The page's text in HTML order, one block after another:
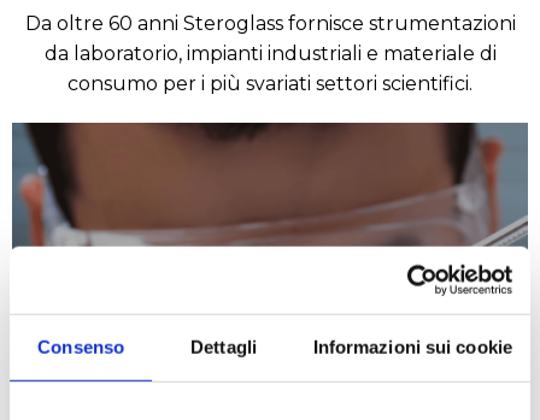
Consenso Dettagli Informazioni sui cookie
Da oltre 60 anni Steroglass fornisce strumentazioni
da laboratorio, impianti industriali e materiale di
consumo per i più svariati settori scientifici.
Chimico